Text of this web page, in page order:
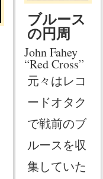
ブルース
の円周
John Fahey
“Red Cross”
元々はレコ
ードオタク
で戦前のブ
ルースを収
集していた